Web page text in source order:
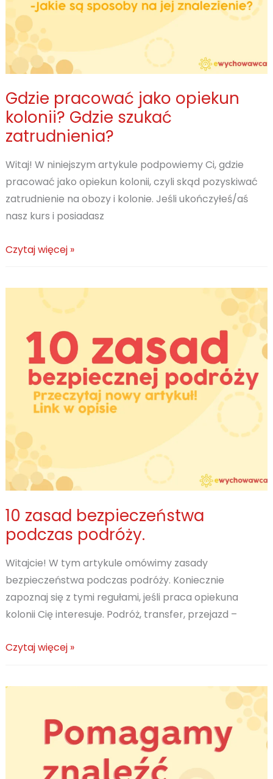
Gdzie pracować jako opiekun
kolonii? Gdzie szukać
zatrudnienia?
Witaj! W niniejszym artykule podpowiemy Ci, gdzie
pracować jako opiekun kolonii, czyli skąd pozyskiwać
zatrudnienie na obozy i kolonie. Jeśli ukończyłeś/aś
nasz kurs i posiadasz
Gdzie
opiekun
Gdzie
zatrudnienia?
Czytaj więcej »
10 zasad bezpieczeństwa
podczas podróży.
Witajcie! W tym artykule omówimy zasady
bezpieczeństwa podczas podróży. Koniecznie
zapoznaj się z tymi regułami, jeśli praca opiekuna
kolonii Cię interesuje. Podróż, transfer, przejazd –
10
Czytaj więcej »